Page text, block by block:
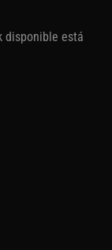
disponible está